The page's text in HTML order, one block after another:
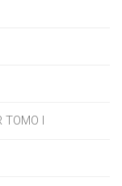
TOMO I